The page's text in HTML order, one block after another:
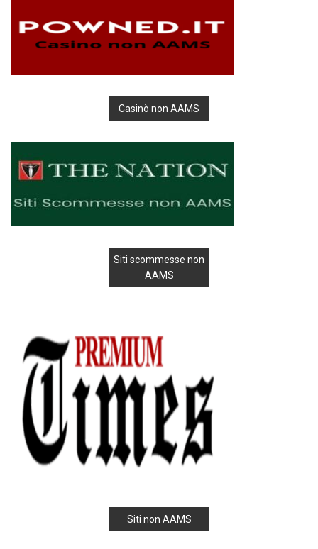
Casinò non AAMS
Siti scommesse non
AAMS
Siti non AAMS